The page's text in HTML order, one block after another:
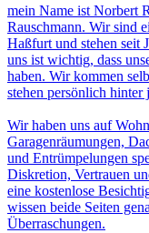
mein Name ist Norbert
Rauschmann. Wir sind
Haßfurt und stehen seit
uns ist wichtig, dass
haben. Wir kommen
stehen persönlich hinter
Wir haben uns auf
Garagenräumungen,
und Entrümpelungen
Diskretion, Vertrauen
eine kostenlose
wissen beide Seiten
Überraschungen.